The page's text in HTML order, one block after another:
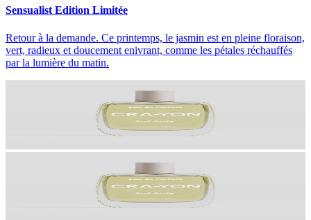
Sensualist Edition Limitée
Retour à la demande. Ce printemps, le jasmin est en pleine floraison,
vert, radieux et doucement enivrant, comme les pétales réchauffés
par la lumière du matin.